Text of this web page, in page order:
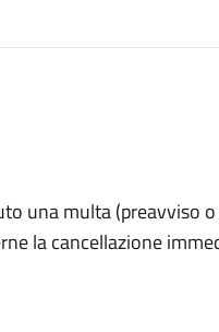
una multa (preavviso
la cancellazione